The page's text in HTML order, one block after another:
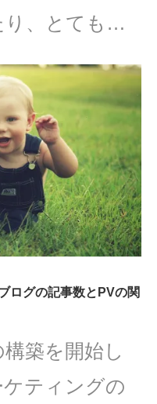
り、とても…
ログの記事数とPVの関
築を開始し
ティングの